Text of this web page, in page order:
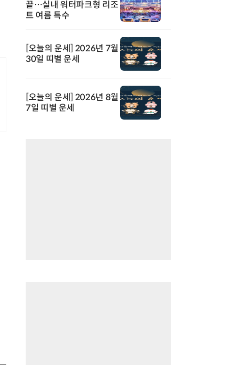
끝…실내 워터파크형 리조
트 여름 특수
[오늘의 운세] 2026년 7월
30일 띠별 운세
[오늘의 운세] 2026년 8월
7일 띠별 운세